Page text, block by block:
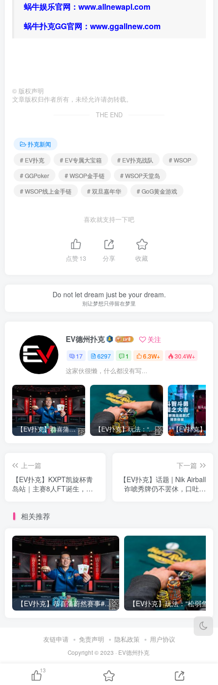
蜗牛娱乐官网： www.allnewapl.com
蜗牛扑克GG官网： www.ggallnew.com
© 版权声明
文章版权归作者所有，未经允许请勿转载。
THE END
扑克新闻
# EV扑克
# EV专属大宝箱 # EV扑克战队
# WSOP
# GGPoker
# WSOP金手链
# WSOP天堂岛
# WSOP线上金手链
# 双旦嘉年华 # GoG黄金游戏
喜欢就支持一下吧
点赞13 分享 收藏
Do not let dream just be your dream.
别让梦想只停留在梦里
EV德州扑克 关注
17 6297 1 6.3W+ 30.4W+
这家伙很懒，什么都没有写...
【EV扑克】恭喜蒲蔚然赛事#65夺冠，收获国人2023WSOP第六条金手链，奖金93万刀！ 【EV扑克】玩法：“松弱鱼/松凶鱼打法”的基本攻略
上一篇
【EV扑克】KXPT凯旋杯青
岛站｜主赛8人FT诞生，袁
下一篇
【EV扑克】话题 | Nik Airball
诈唬秀牌仍不罢休，口吐芬
相关推荐
【EV扑克】恭喜蒲蔚然赛事#65夺冠，收获国人2023WSOP第六条金手链，奖金93万刀！
友链申请 免责声明 隐私政策 用户协议
Copyright © 2023 · EV德州扑克
13